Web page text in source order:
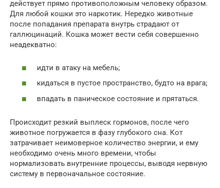
действует прямо противоположным человеку образом.
Для любой кошки это наркотик. Нередко животные
после попадания препарата внутрь страдают от
галлюцинаций. Кошка может вести себя совершенно
неадекватно:
идти в атаку на мебель;
кидаться в пустое пространство, будто на врага;
впадать в паническое состояние и прятаться.
Происходит резкий выплеск гормонов, после чего
животное погружается в фазу глубокого сна. Кот
затрачивает неимоверное количество энергии, и ему
необходимо очень много времени, чтобы
нормализовать внутренние процессы, выводя нервную
систему в первоначальное состояние.